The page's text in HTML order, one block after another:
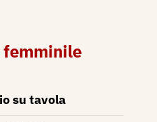
su tavola